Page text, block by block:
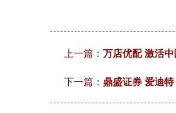
上一篇： 万店优配 激活
下一篇： 鼎盛证券 爱迪